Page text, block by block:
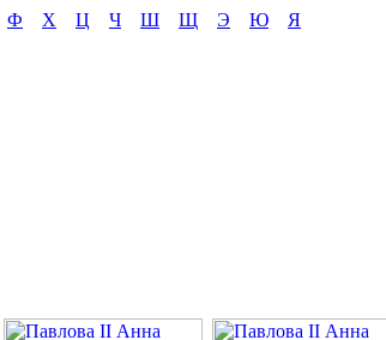
Ф Х Ц Ч Ш Щ Э Ю
Я